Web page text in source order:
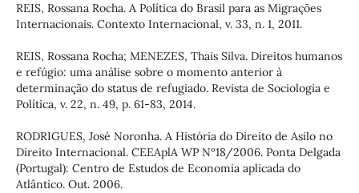
REIS, Rossana Rocha. A Política do Brasil para as Migrações
Internacionais. Contexto Internacional, v. 33, n. 1, 2011.
REIS, Rossana Rocha; MENEZES, Thais Silva. Direitos humanos
e refúgio: uma análise sobre o momento anterior à
determinação do status de refugiado. Revista de Sociologia e
Política, v. 22, n. 49, p. 61-83, 2014.
RODRIGUES, José Noronha. A História do Direito de Asilo no
Direito Internacional. CEEAplA WP Nº18/2006. Ponta Delgada
(Portugal): Centro de Estudos de Economia aplicada do
Atlântico. Out. 2006.